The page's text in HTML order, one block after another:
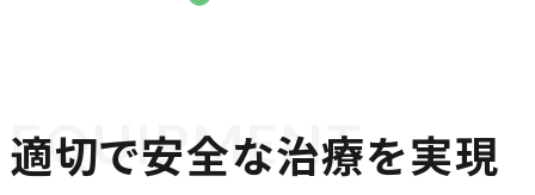
EQUIPMENT
適切で安全な治療を実現